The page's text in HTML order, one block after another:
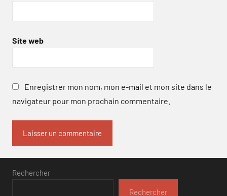
Site web
Enregistrer mon nom, mon e-mail et mon site dans le
navigateur pour mon prochain commentaire.
Rechercher
Rechercher